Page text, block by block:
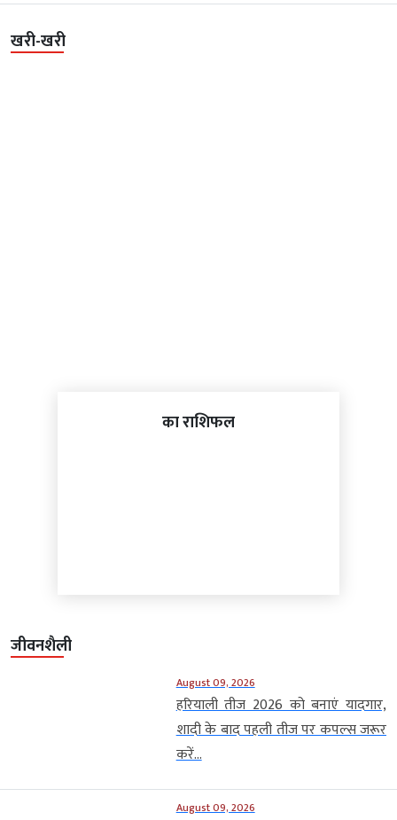
खरी-खरी
का राशिफल
जीवनशैली
August 09, 2026
हरियाली तीज 2026 को बनाएं यादगार,
शादी के बाद पहली तीज पर कपल्स जरूर
करें...
August 09, 2026